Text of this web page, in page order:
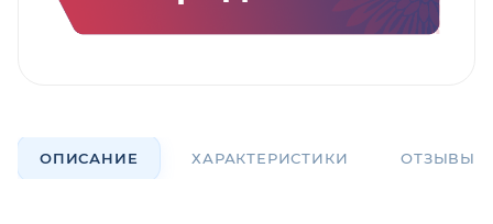
ОПИСАНИЕ ХАРАКТЕРИСТИКИ ОТЗЫВЫ